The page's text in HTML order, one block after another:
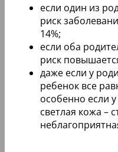
если один из
риск
14%;
если оба
риск
даже если у
ребенок все
особенно если
светлая кожа –